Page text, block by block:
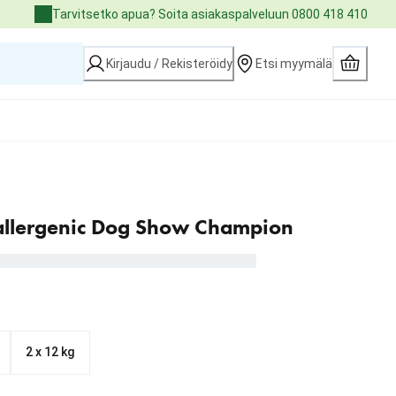
Tarvitsetko apua? Soita asiakaspalveluun 0800 418 410
Kirjaudu / Rekisteröidy Etsi myymälä
Dog Show Champion
2 x 12 kg